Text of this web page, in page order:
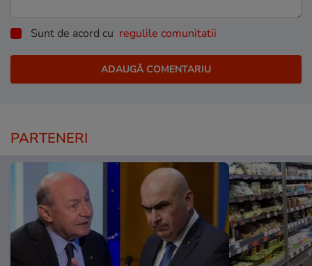
Sunt de acord cu regulile comunitatii
PARTENERI